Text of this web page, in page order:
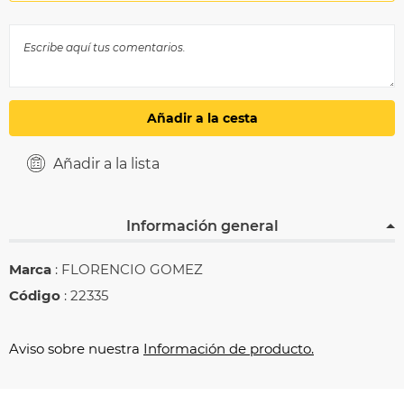
Añadir a la cesta
Añadir a la lista
Información general
Marca : FLORENCIO GOMEZ
Código : 22335
Aviso sobre nuestra Información de producto.